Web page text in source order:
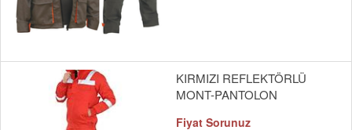
KIRMIZI REFLEKTÖRLÜ
MONT-PANTOLON
Fiyat Sorunuz